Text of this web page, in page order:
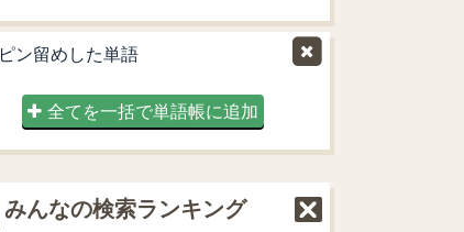
ピン留めした単語
全てを一括で単語帳に追加
みんなの検索ランキング